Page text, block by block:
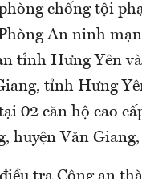
chống tội
An ninh
tỉnh Hưng Yên
tỉnh Hưng
02 căn hộ cao
huyện Văn